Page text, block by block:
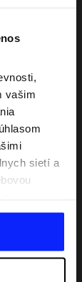
vašim
sietí a
v